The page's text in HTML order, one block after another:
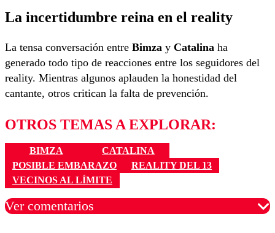
La incertidumbre reina en el reality
La tensa conversación entre Bimza y Catalina ha
generado todo tipo de reacciones entre los seguidores del
reality. Mientras algunos aplauden la honestidad del
cantante, otros critican la falta de prevención.
OTROS TEMAS A EXPLORAR:
BIMZA
CATALINA
POSIBLE EMBARAZO
REALITY DEL 13
VECINOS AL LÍMITE
Ver comentarios